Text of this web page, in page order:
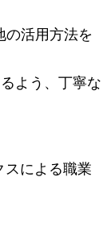
の活用方法を
よう、丁寧な
スによる職業